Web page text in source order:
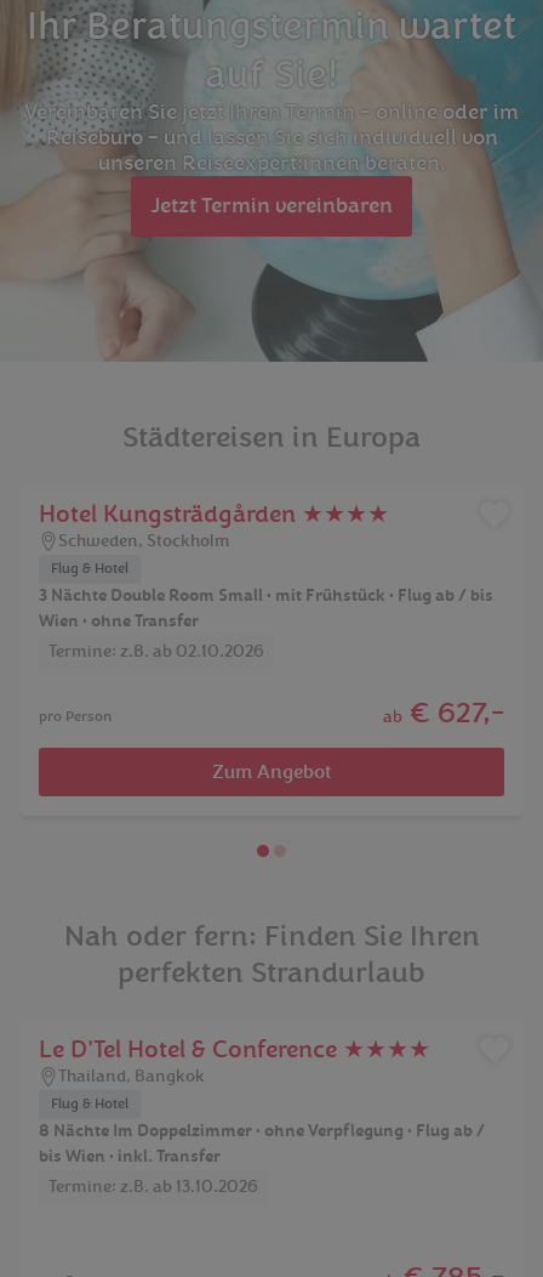
Ihr Beratungstermin wartet
auf Sie!
Vereinbaren Sie jetzt Ihren Termin – online oder im
Reisebüro – und lassen Sie sich individuell von
unseren Reiseexpert:innen beraten.
Jetzt Termin vereinbaren
Städtereisen in Europa
Hotel Kungsträdgården ★★★★
Schweden, Stockholm
Flug & Hotel
3 Nächte Double Room Small • mit Frühstück • Flug ab / bis
Wien • ohne Transfer
Termine: z.B. ab 02.10.2026
pro Person ab € 627,-
Zum Angebot
Nah oder fern: Finden Sie Ihren
perfekten Strandurlaub
Le D'Tel Hotel & Conference ★★★★
Thailand, Bangkok
Flug & Hotel
8 Nächte Im Doppelzimmer • ohne Verpflegung • Flug ab /
bis Wien • inkl. Transfer
Termine: z.B. ab 13.10.2026